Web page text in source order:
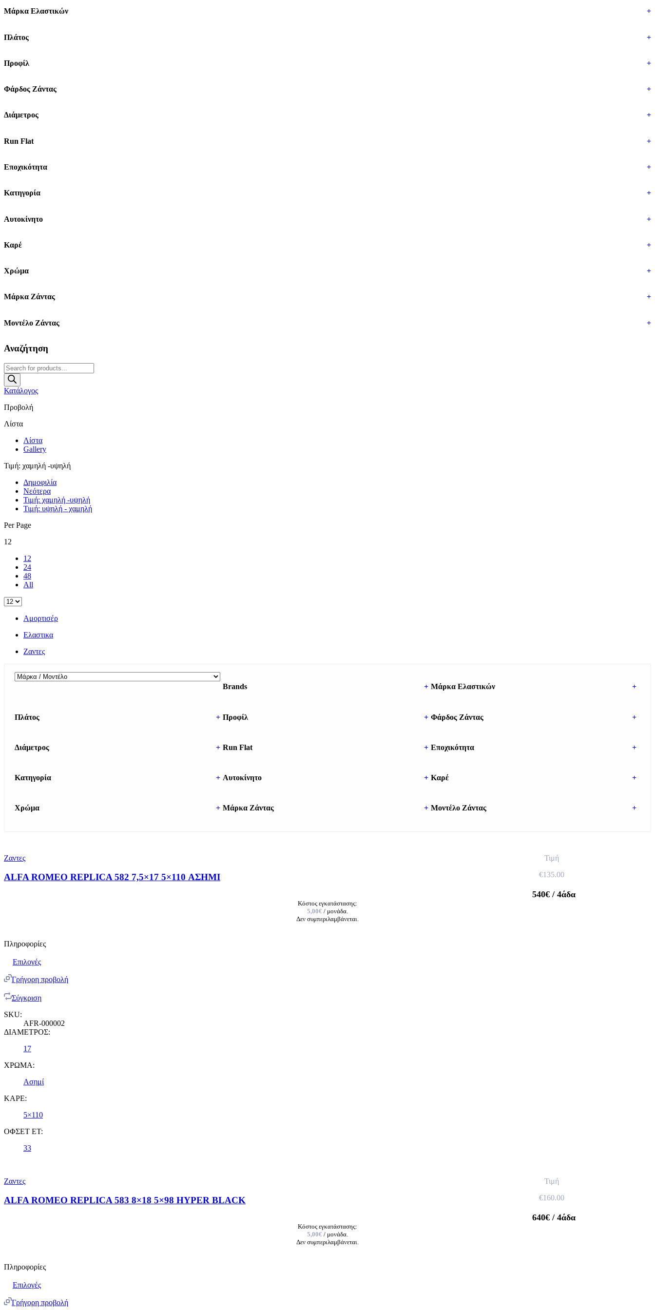
Μάρκα Ελαστικών +
Πλάτος +
Προφίλ +
Φάρδος Ζάντας +
Διάμετρος +
Run Flat +
Εποχικότητα +
Κατηγορία +
Αυτοκίνητο +
Καρέ +
Χρώμα +
Μάρκα Ζάντας +
Μοντέλο Ζάντας +
Αναζήτηση
Products
search
Κατάλογος
Προβολή
Λίστα
Λίστα
Gallery
Τιμή: χαμηλή -υψηλή
Δημοφιλία
Νεότερα
Τιμή: χαμηλή -υψηλή
Τιμή: υψηλή - χαμηλή
Per Page
12
12
24
48
All
Αμορτισέρ
Ελαστικα
Ζαντες
Brands + Μάρκα Ελαστικών +
Πλάτος + Προφίλ + Φάρδος Ζάντας +
Διάμετρος + Run Flat + Εποχικότητα +
Κατηγορία + Αυτοκίνητο + Καρέ +
Χρώμα + Μάρκα Ζάντας + Μοντέλο Ζάντας +
Ζαντες
ALFA ROMEO REPLICA 582 7,5×17 5×110 ΑΣΗΜΙ
Τιμή
€135.00
540€ / 4άδα
Κόστος εγκατάστασης:
5,00€ / μονάδα.
Δεν συμπεριλαμβάνεται.
Πληροφορίες
Επιλογές
Γρήγορη προβολή
Σύγκριση
SKU:
AFR-000002
ΔΙΑΜΕΤΡΟΣ:
17
ΧΡΩΜΑ:
Ασημί
ΚΑΡΕ:
5×110
ΟΦΣΕΤ ET:
33
Ζαντες
ALFA ROMEO REPLICA 583 8×18 5×98 HYPER BLACK
Τιμή
€160.00
640€ / 4άδα
Κόστος εγκατάστασης:
5,00€ / μονάδα.
Δεν συμπεριλαμβάνεται.
Πληροφορίες
Επιλογές
Γρήγορη προβολή